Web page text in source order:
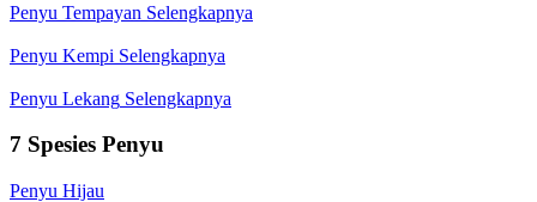
Penyu Tempayan Selengkapnya
Penyu Kempi Selengkapnya
Penyu Lekang Selengkapnya
7 Spesies Penyu
Penyu Hijau